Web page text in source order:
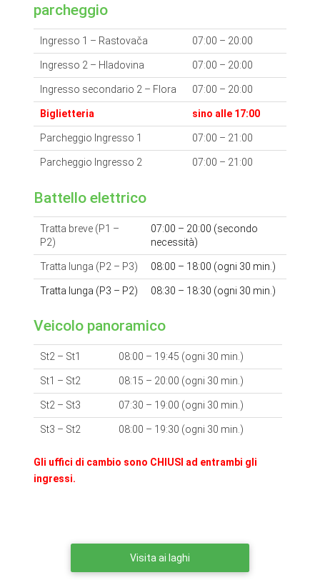
parcheggio
Ingresso 1 – Rastovača 07:00 – 20:00
Ingresso 2 – Hladovina 07:00 – 20:00
Ingresso secondario 2 – Flora 07:00 – 20:00
Biglietteria sino alle 17:00
Parcheggio Ingresso 1 07:00 – 21:00
Parcheggio Ingresso 2 07:00 – 21:00
Battello elettrico
Tratta breve (P1 –
P2)
07:00 – 20:00 (secondo
necessità)
Tratta lunga (P2 – P3) 08:00 – 18:00 (ogni 30 min.)
Tratta lunga (P3 – P2) 08:30 – 18:30 (ogni 30 min.)
Veicolo panoramico
St2 – St1 08:00 – 19:45 (ogni 30 min.)
St1 – St2 08:15 – 20:00 (ogni 30 min.)
St2 – St3 07:30 – 19:00 (ogni 30 min.)
St3 – St2 08:00 – 19:30 (ogni 30 min.)
Gli uffici di cambio sono CHIUSI ad entrambi gli
ingressi.
Visita ai laghi